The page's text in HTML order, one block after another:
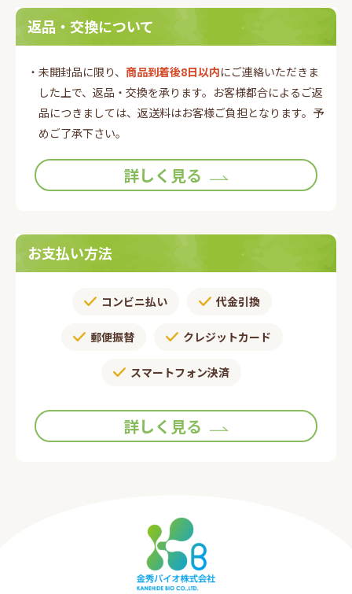
返品・交換について
・未開封品に限り、 商品到着後8日以内にご連絡いただきま
した上で、返品・交換を承ります。お客様都合によるご返
品につきましては、返送料はお客様ご負担となります。予
めご了承下さい。
詳しく見る
お支払い方法
コンビニ払い 代金引換
郵便振替​ クレジットカード
スマートフォン決済
詳しく見る